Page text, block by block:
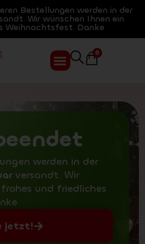
Bestellungen werden in der
Wir wünschen Ihnen ein
Weihnachtsfest. Danke
0
werden in der
versandt. Wir
und friedliches
jetzt!